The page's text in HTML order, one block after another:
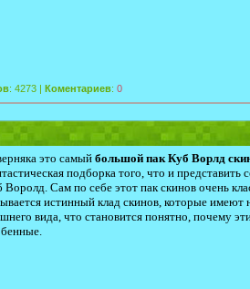
: 4273 | Коментариев: 0
это самый большой пак Куб Ворлд
подборка того, что и представить
Воролд. Сам по себе этот пак скинов очень
истинный клад скинов, которые имеют
вида, что становится понятно, почему